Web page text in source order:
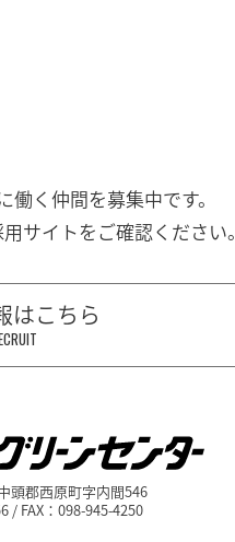
働く 仲間を募集中です。
サイトをご確認ください。
はこちら
頭郡西原町字内間546
/ FAX：098-945-4250